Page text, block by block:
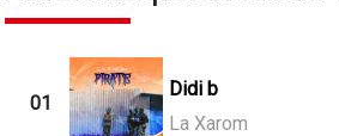
01
Didi b
La Xarom